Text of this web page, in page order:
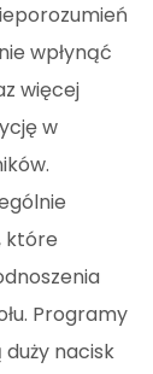
wpłynąć
więcej
w
które
Programy
nacisk